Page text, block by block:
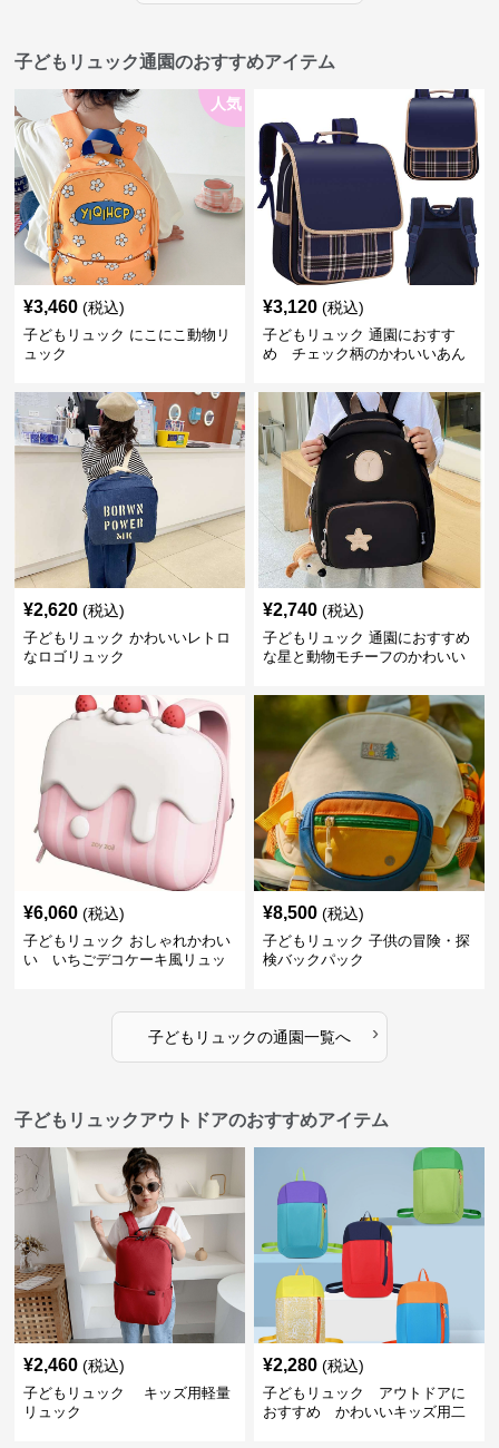
子どもリュック通園のおすすめアイテム
人気
¥3,460 (税込)
子どもリュック にこにこ動物リ
ュック
¥3,120 (税込)
子どもリュック 通園におすす
め チェック柄のかわいいあん
¥2,620 (税込)
子どもリュック かわいいレトロ
なロゴリュック
¥2,740 (税込)
子どもリュック 通園におすすめ
な星と動物モチーフのかわいい
¥6,060 (税込)
子どもリュック おしゃれかわい
い いちごデコケーキ風リュッ
¥8,500 (税込)
子どもリュック 子供の冒険・探
検バックパック
子どもリュックの通園一覧へ ›
子どもリュックアウトドアのおすすめアイテム
¥2,460 (税込)
子どもリュック キッズ用軽量
リュック
¥2,280 (税込)
子どもリュック アウトドアに
おすすめ かわいいキッズ用二